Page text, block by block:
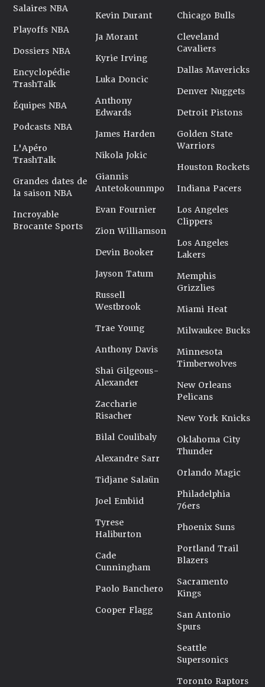
Salaires NBA
Playoffs NBA
Dossiers NBA
Encyclopédie
TrashTalk
Équipes NBA
Podcasts NBA
L'Apéro
TrashTalk
Grandes dates de
la saison NBA
Incroyable
Brocante Sports
Kevin Durant
Ja Morant
Kyrie Irving
Luka Doncic
Anthony
Edwards
James Harden
Nikola Jokic
Giannis
Antetokounmpo
Evan Fournier
Zion Williamson
Devin Booker
Jayson Tatum
Russell
Westbrook
Trae Young
Anthony Davis
Shai Gilgeous-
Alexander
Zaccharie
Risacher
Bilal Coulibaly
Alexandre Sarr
Tidjane Salaün
Joel Embiid
Tyrese
Haliburton
Cade
Cunningham
Paolo Banchero
Cooper Flagg
Chicago Bulls
Cleveland
Cavaliers
Dallas Mavericks
Denver Nuggets
Detroit Pistons
Golden State
Warriors
Houston Rockets
Indiana Pacers
Los Angeles
Clippers
Los Angeles
Lakers
Memphis
Grizzlies
Miami Heat
Milwaukee Bucks
Minnesota
Timberwolves
New Orleans
Pelicans
New York Knicks
Oklahoma City
Thunder
Orlando Magic
Philadelphia
76ers
Phoenix Suns
Portland Trail
Blazers
Sacramento
Kings
San Antonio
Spurs
Seattle
Supersonics
Toronto Raptors